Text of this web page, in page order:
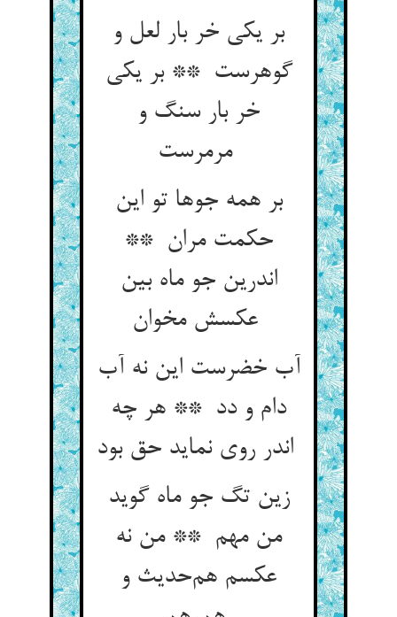
بر یکی خر بار لعل و
گوهرست ** بر یکی
خر بار سنگ و
مرمرست
بر همه جوها تو این
حکمت مران **
اندرین جو ماه بین
آب خضرست این نه آب
دام و دد ** هر چه
زین تگ جو ماه گوید
من مهم ** من نه
عکسم هم‌حدیث و